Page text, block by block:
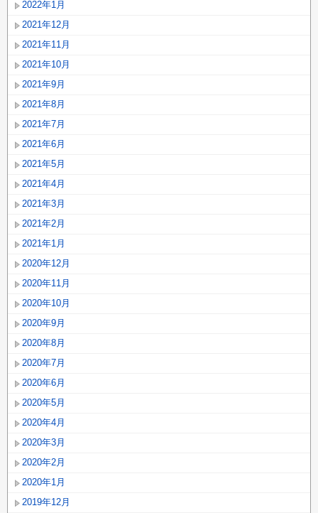
2022年1月
2021年12月
2021年11月
2021年10月
2021年9月
2021年8月
2021年7月
2021年6月
2021年5月
2021年4月
2021年3月
2021年2月
2021年1月
2020年12月
2020年11月
2020年10月
2020年9月
2020年8月
2020年7月
2020年6月
2020年5月
2020年4月
2020年3月
2020年2月
2020年1月
2019年12月